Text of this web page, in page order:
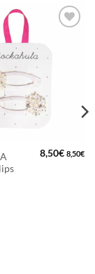
LISÄÄ
SUOSIKKEIHIN
8,50€ 8,50€